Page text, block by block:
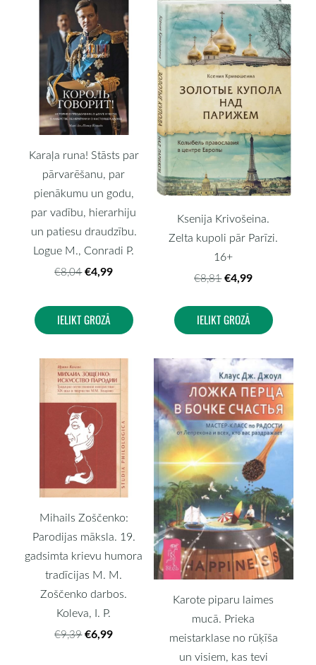
Karaļa runa! Stāsts par
pārvarēšanu, par
pienākumu un godu,
par vadību, hierarhiju
un patiesu draudzību.
Logue M., Conradi P.
€8,04 €4,99
IELIKT GROZĀ
Ksenija Krivošeina.
Zelta kupoli pār Parīzi.
16+
€8,81 €4,99
IELIKT GROZĀ
Mihails Zoščenko:
Parodijas māksla. 19.
gadsimta krievu humora
tradīcijas M. M.
Zoščenko darbos.
Koleva, I. P.
€9,39 €6,99
Karote piparu laimes
mucā. Prieka
meistarklase no rūķīša
un visiem, kas tevi